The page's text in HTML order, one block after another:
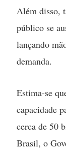
Além disso,
público se
lançando
demanda.
Estima-se
capacidade
cerca de 50
Brasil, o